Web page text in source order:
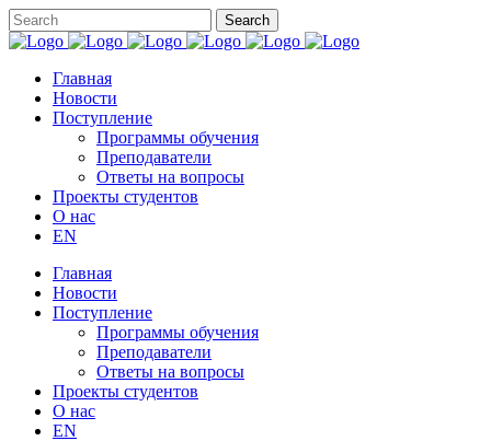
Главная
Новости
Поступление
Программы обучения
Преподаватели
Ответы на вопросы
Проекты студентов
О нас
EN
Главная
Новости
Поступление
Программы обучения
Преподаватели
Ответы на вопросы
Проекты студентов
О нас
EN